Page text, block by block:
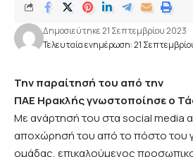
Τελευταία ενημέρωση: 21
Δημοσιεύτηκε 21 Σεπτεμβρίου 2023
Την παραίτησή του από την
ΠΑΕ Ηρακλήςγνωστοποίησε ο
Με ανάρτησή του στα social media
αποχώρησή του από το πόστο του
ομάδας, επικαλούμενος